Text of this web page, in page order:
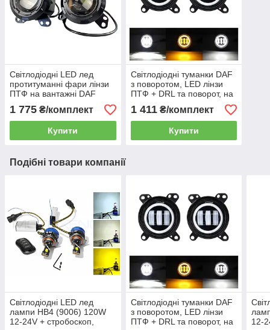
Світлодіодні LED лед
протитуманні фари лінзи
ПТФ на вантажні DAF
1 775 ₴/комплект
Купити
Світлодіодні туманки DAF
з поворотом, LED лінзи
ПТФ + DRL та поворот, на
вантажівку 5500К 12/24В,
2шт
1 411₴/комплект
Купити
Подібні товари компанії
Світлодіодні LED лед
лампи HB4 (9006) 120W
12-24V + стробоскоп,
Світлодіодні туманки DAF
з поворотом, LED лінзи
ПТФ + DRL та поворот, на
12-